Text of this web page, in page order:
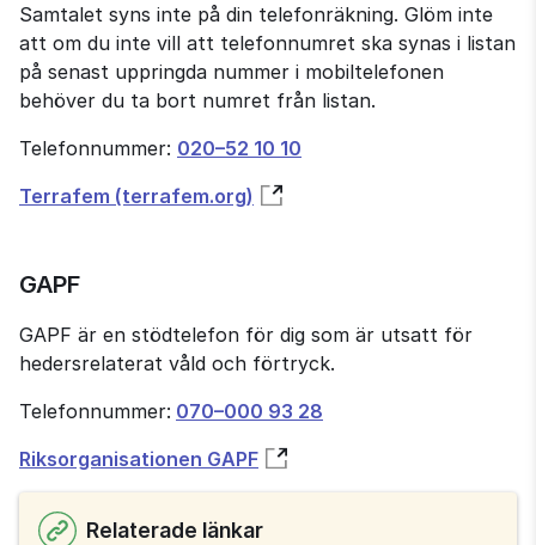
Samtalet syns inte på din telefon­räkning. Glöm inte
att om du inte vill att telefon­numret ska synas i listan
på senast uppringda nummer i mobil­telefonen
behöver du ta bort numret från listan.
Telefonnummer: 020–52 10 10
Terrafem (terrafem.org)
GAPF
GAPF är en stöd­telefon för dig som är utsatt för
hedersrelaterat våld och förtryck.
Telefonnummer: 070–000 93 28
Riksorganisationen GAPF
Relaterade länkar